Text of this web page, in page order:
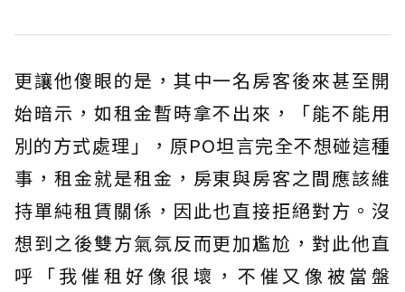
更讓他傻眼的是，其中一名房客後來甚至開
始暗示，如租金暫時拿不出來，「能不能用
別的方式處理」，原PO坦言完全不想碰這種
事，租金就是租金，房東與房客之間應該維
持單純租賃關係，因此也直接拒絕對方。沒
想到之後雙方氣氛反而更加尷尬，對此他直
呼「我催租好像很壞，不催又像被當盤